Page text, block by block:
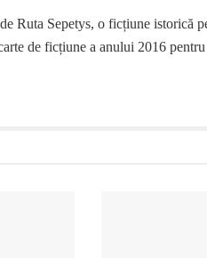
Ruta Sepetys, o ficțiune istorică
de ficțiune a anului 2016